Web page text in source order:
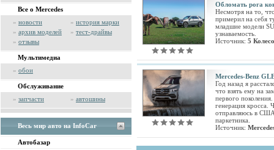
Все о Mercedes
» новости » история марки
» архив моделей » тест-драйвы
» отзывы
Мультимедиа
» обои
Обслуживание
» запчасти » автошины
Весь мир авто на InfoCar
Автобазар
Обломать рога
Несмотря на то,
примерил на себя
младшие модели
узнаваемость.
Источник: 5 Колесо
Mercedes-Benz
Год назад я
что взять ему на
первого
генерация кросса.
отправляюсь в
паркетника.
Источник: